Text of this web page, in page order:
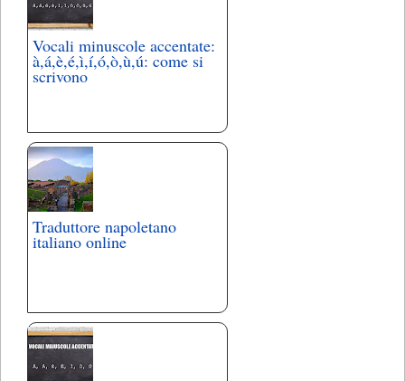
Vocali minuscole accentate:
à,á,è,é,ì,í,ó,ò,ù,ú: come si
scrivono
Traduttore napoletano
italiano online